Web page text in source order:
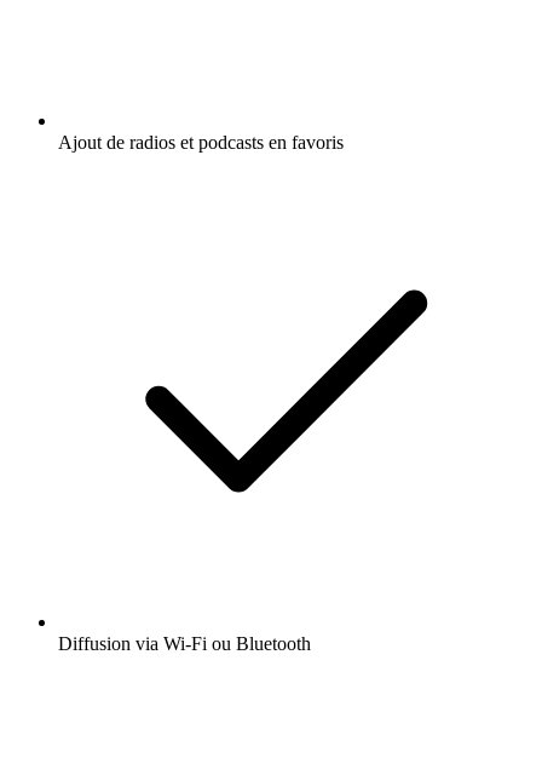
Ajout de radios et podcasts en favoris
Diffusion via Wi-Fi ou Bluetooth